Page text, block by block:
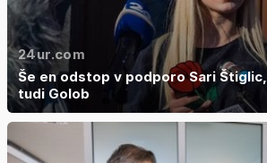
24ur.com
Še en odstop v podporo Sari
tudi Golob